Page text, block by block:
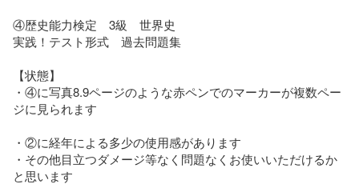
④歴史能力検定　3級　世界史
実践！テスト形式　過去問題集
【状態】
・④に写真8.9ページのような赤ペンでのマーカーが複数ペー
ジに見られます
・②に経年による多少の使用感があります
・その他目立つダメージ等なく問題なくお使いいただけるか
と思います